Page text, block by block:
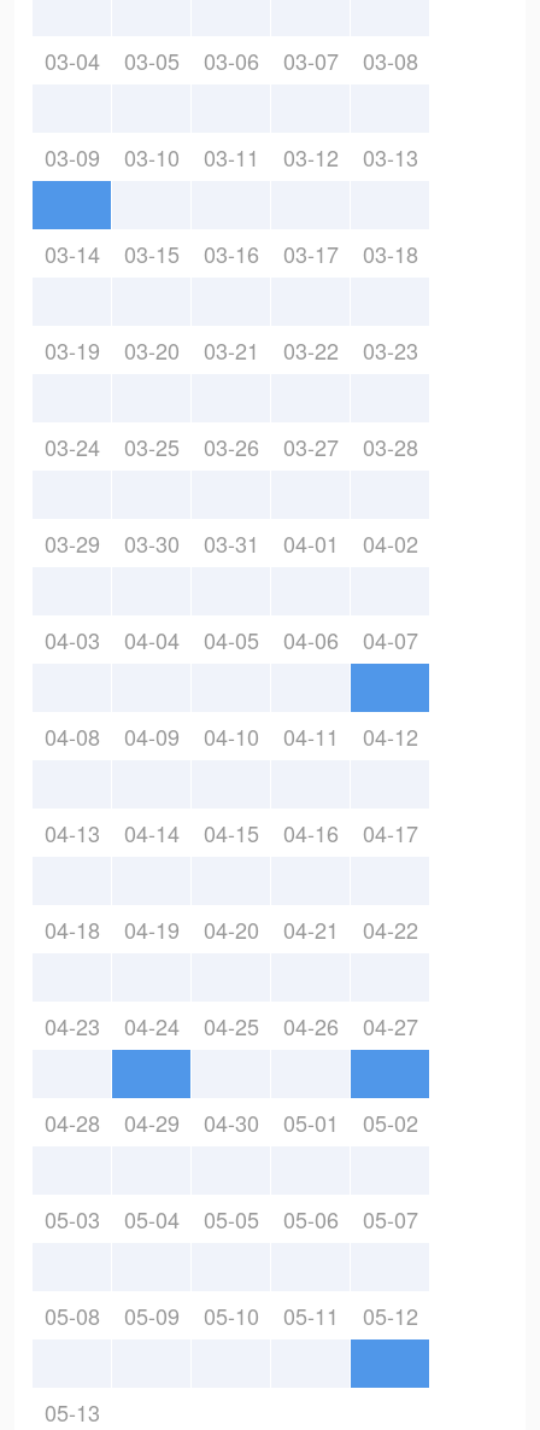
03-04 03-05 03-06 03-07 03-08
03-09 03-10 03-11 03-12 03-13
03-14 03-15 03-16 03-17 03-18
03-19 03-20 03-21 03-22 03-23
03-24 03-25 03-26 03-27 03-28
03-29 03-30 03-31 04-01 04-02
04-03 04-04 04-05 04-06 04-07
04-08 04-09 04-10 04-11 04-12
04-13 04-14 04-15 04-16 04-17
04-18 04-19 04-20 04-21 04-22
04-23 04-24 04-25 04-26 04-27
04-28 04-29 04-30 05-01 05-02
05-03 05-04 05-05 05-06 05-07
05-08 05-09 05-10 05-11 05-12
05-13